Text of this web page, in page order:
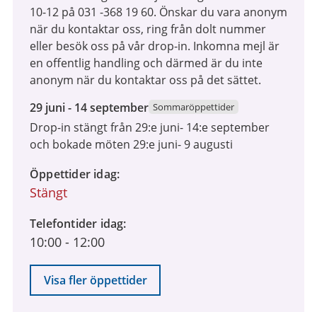
10-12 på 031 -368 19 60. Önskar du vara anonym
när du kontaktar oss, ring från dolt nummer
eller besök oss på vår drop-in. Inkomna mejl är
en offentlig handling och därmed är du inte
anonym när du kontaktar oss på det sättet.
29
juni
2026
14
september
29 juni - 14 september Sommaröppettider
Drop-in stängt från 29:e juni- 14:e september
och bokade möten 29:e juni- 9 augusti
Öppettider idag
Stängt
Telefontider idag
10:00 - 12:00
Visa fler öppettider